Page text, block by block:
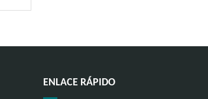
ENLACE RÁPIDO